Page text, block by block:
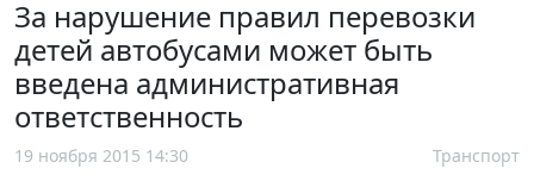
За нарушение правил перевозки
детей автобусами может быть
введена административная
ответственность
19 ноября 2015 14:30 Транспорт